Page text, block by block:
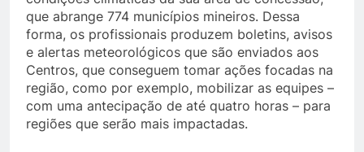
que abrange 774 municípios mineiros. Dessa
forma, os profissionais produzem boletins, avisos
e alertas meteorológicos que são enviados aos
Centros, que conseguem tomar ações focadas na
região, como por exemplo, mobilizar as equipes –
com uma antecipação de até quatro horas – para
regiões que serão mais impactadas.